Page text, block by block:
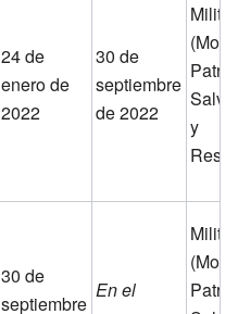
24 de
enero de
2022
30 de
septiembre
de 2022
Militar
y
30 de
septiembre
En el
Militar